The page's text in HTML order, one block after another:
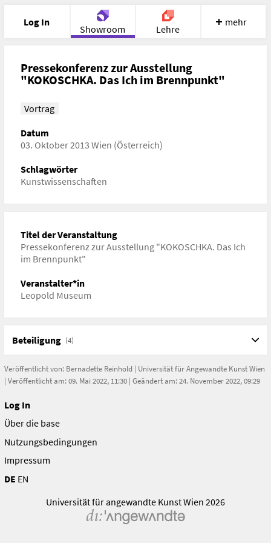
Log In
Showroom Lehre
Portfolio Cloud
mehr
Pressekonferenz zur Ausstellung
"KOKOSCHKA. Das Ich im Brennpunkt"
Vortrag
Datum
03. Oktober 2013 Wien (Österreich)
Schlagwörter
Kunstwissenschaften
Titel der Veranstaltung
Pressekonferenz zur Ausstellung "KOKOSCHKA. Das Ich
im Brennpunkt"
Veranstalter*in
Leopold Museum
Beteiligung (4)
Veröffentlicht von: Bernadette Reinhold | Universität für Angewandte Kunst Wien
| Veröffentlicht am: 09. Mai 2022, 11:30 | Geändert am: 24. November 2022, 09:29
Log In
Über die base
Nutzungsbedingungen
Impressum
DE EN
Universität für angewandte Kunst Wien 2026